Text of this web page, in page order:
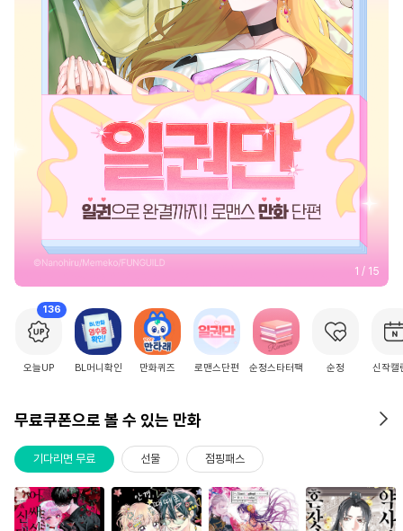
2 / 15
136
오늘UP BL머니확인 만화퀴즈 로맨스단편 순정스타터팩 순정 신작캘
무료쿠폰으로 볼 수 있는 만화
기다리면 무료 선물 점핑패스